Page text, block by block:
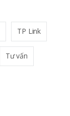
TP Link
Tư vấn